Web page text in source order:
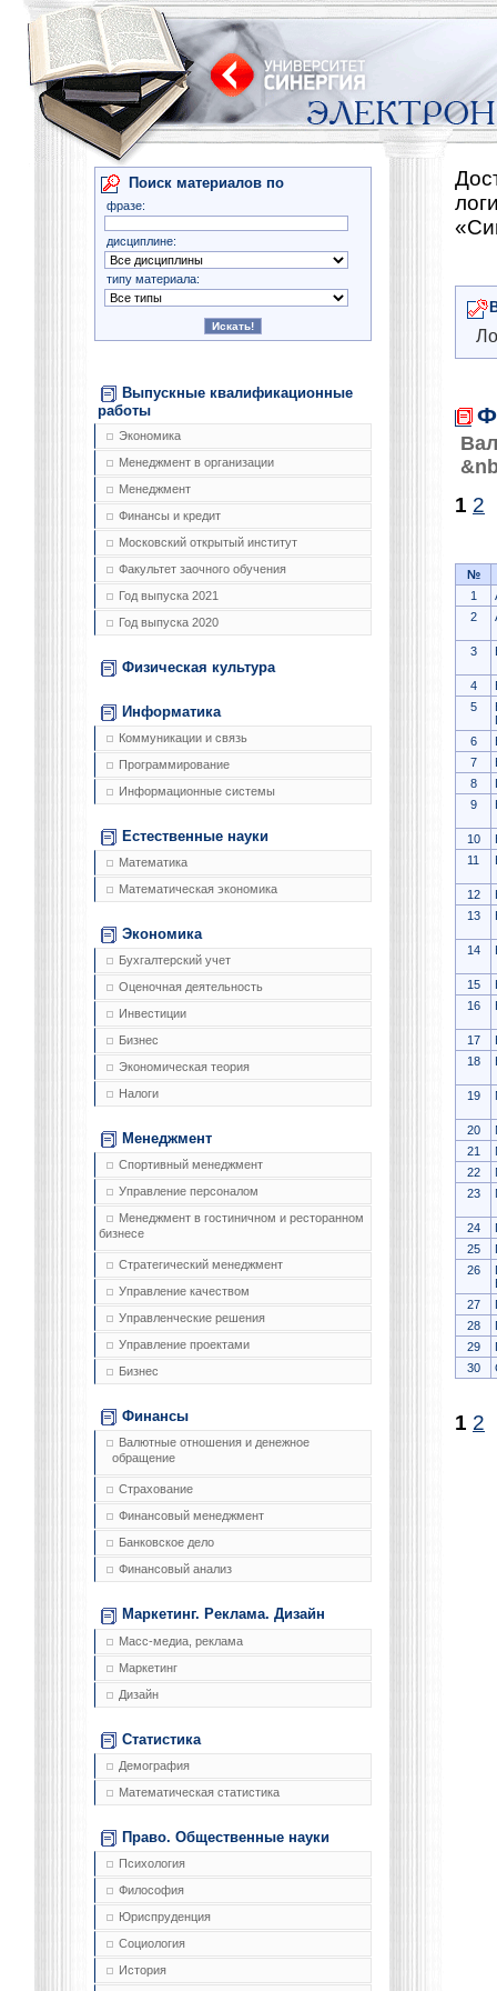
Поиск материалов по
фразе:
дисциплине:
типу материала:
Выпускные квалификационные
работы
Экономика
Менеджмент в организации
Менеджмент
Финансы и кредит
Московский открытый институт
Факультет заочного обучения
Год выпуска 2021
Год выпуска 2020
Физическая культура
Информатика
Коммуникации и связь
Программирование
Информационные системы
Естественные науки
Математика
Математическая экономика
Экономика
Бухгалтерский учет
Оценочная деятельность
Инвестиции
Бизнес
Экономическая теория
Налоги
Менеджмент
Спортивный менеджмент
Управление персоналом
Менеджмент в гостиничном и ресторанном
бизнесе
Стратегический менеджмент
Управление качеством
Управленческие решения
Управление проектами
Бизнес
Финансы
Валютные отношения и денежное
обращение
Страхование
Финансовый менеджмент
Банковское дело
Финансовый анализ
Маркетинг. Реклама. Дизайн
Масс-медиа, реклама
Маркетинг
Дизайн
Статистика
Демография
Математическая статистика
Право. Общественные науки
Психология
Философия
Юриспруденция
Социология
История
1 2
№
1
2
3
4
5
6
7
8
9
10
11
12
13
14
15
16
17
18
19
20
21
22
23
24
25
26
27
28
29
30
1 2